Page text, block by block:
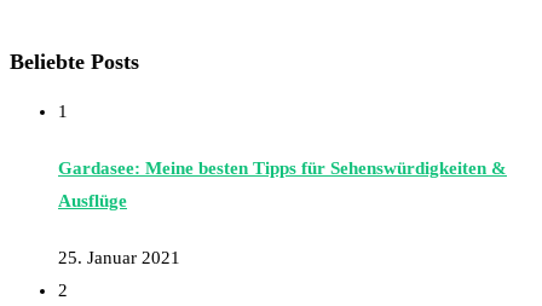
Beliebte Posts
1
Gardasee: Meine besten Tipps für Sehenswürdigkeiten &
Ausflüge
25. Januar 2021
2